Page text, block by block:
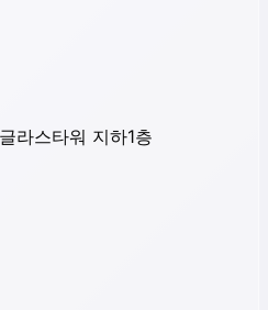
라스타워 지하1층